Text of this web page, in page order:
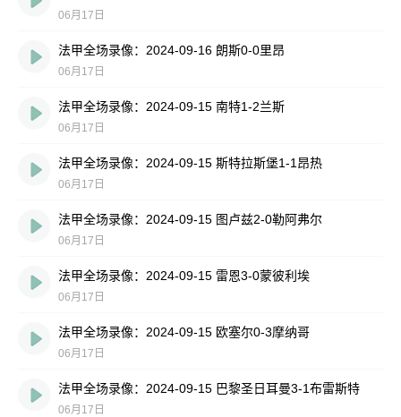
06月17日
法甲全场录像：2024-09-16 朗斯0-0里昂
06月17日
法甲全场录像：2024-09-15 南特1-2兰斯
06月17日
法甲全场录像：2024-09-15 斯特拉斯堡1-1昂热
06月17日
法甲全场录像：2024-09-15 图卢兹2-0勒阿弗尔
06月17日
法甲全场录像：2024-09-15 雷恩3-0蒙彼利埃
06月17日
法甲全场录像：2024-09-15 欧塞尔0-3摩纳哥
06月17日
法甲全场录像：2024-09-15 巴黎圣日耳曼3-1布雷斯特
06月17日